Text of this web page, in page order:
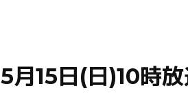
5月15日(日)10時